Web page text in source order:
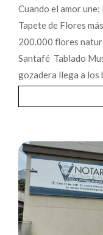
Cuando el amor
Tapete de Flores
200.000 flores
Santafé Tablado
gozadera llega a